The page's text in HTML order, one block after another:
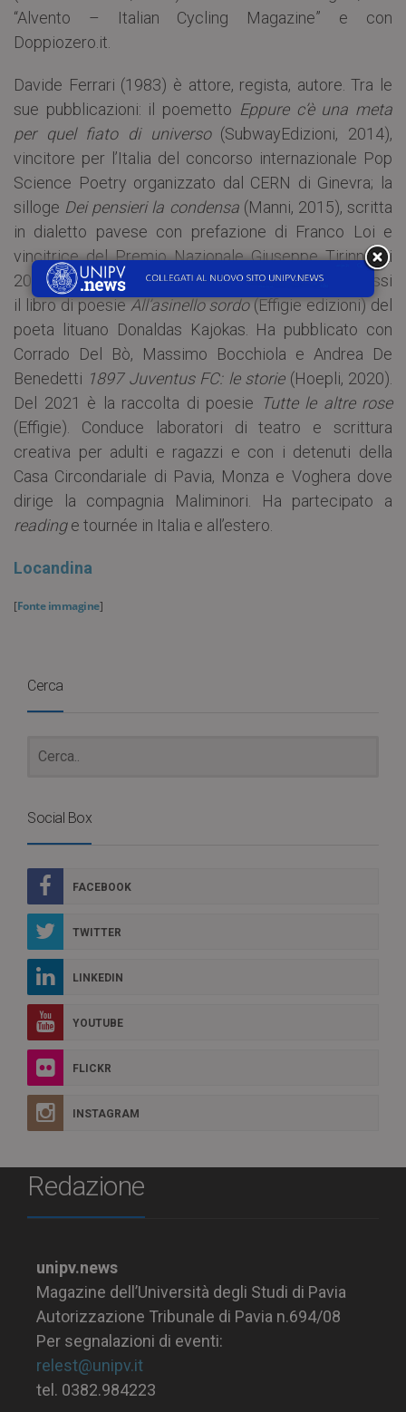
“Alvento – Italian Cycling Magazine” e con
Doppiozero.it.
Davide Ferrari (1983) è attore, regista, autore. Tra le
sue pubblicazioni: il poemetto Eppure c’è una meta
per quel fiato di universo(SubwayEdizioni, 2014),
vincitore per l’Italia del concorso internazionale Pop
Science Poetry organizzato dal CERN di Ginevra; la
silloge Dei pensieri la condensa(Manni, 2015), scritta
in dialetto pavese con prefazione di Franco Loi e
vincitrice del Premio Nazionale Giuseppe Tirinnanzi
2016. Nel 2018 ha tradotto insieme a Jurga Po Alessi
il libro di poesieAll’asinello sordo(Effigie edizioni) del
poeta lituano Donaldas Kajokas. Ha pubblicato con
Corrado Del Bò, Massimo Bocchiola e Andrea De
Benedetti 1897 Juventus FC: le storie(Hoepli, 2020).
Del 2021 è la raccolta di poesie Tutte le altre rose
(Effigie). Conduce laboratori di teatro e scrittura
creativa per adulti e ragazzi e con i detenuti della
Casa Circondariale di Pavia, Monza e Voghera dove
dirige la compagnia Maliminori. Ha partecipato a
readinge tournée in Italia e all’estero.
Locandina
[Fonte immagine]
Cerca
Social Box
FACEBOOK
TWITTER
LINKEDIN
YOUTUBE
FLICKR
INSTAGRAM
Redazione
unipv.news
Magazine dell’Università degli Studi di Pavia
Autorizzazione Tribunale di Pavia n.694/08
Per segnalazioni di eventi:
relest@unipv.it
tel. 0382.984223